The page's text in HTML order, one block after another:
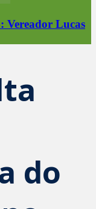
Vereador Lucas
do